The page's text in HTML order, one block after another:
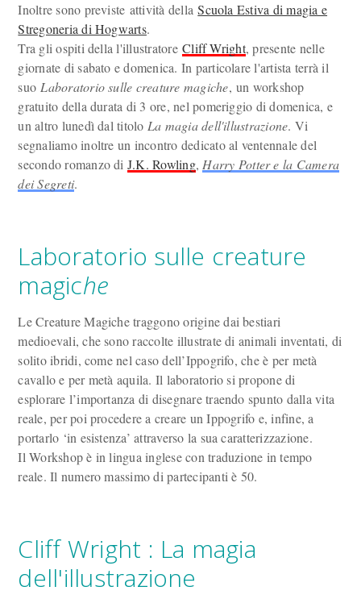
Inoltre sono previste attività dellaScuola Estiva di magia e
Stregoneria di Hogwarts.
Tra gli ospiti della l'illustratoreCliff Wright, presente nelle
giornate di sabato e domenica. In particolare l'artista terrà il
suo Laboratorio sulle creature magiche, un workshop
gratuito della durata di 3 ore, nel pomeriggio di domenica, e
un altro lunedì dal titolo La magia dell'illustrazione. Vi
segnaliamo inoltre un incontro dedicato al ventennale del
secondo romanzo di J.K. Rowling, Harry Potter e la Camera
dei Segreti.
Laboratorio sulle creature
magiche
Le Creature Magiche traggono origine dai bestiari
medioevali, che sono raccolte illustrate di animali inventati, di
solito ibridi, come nel caso dell’Ippogrifo, che è per metà
cavallo e per metà aquila. Il laboratorio si propone di
esplorare l’importanza di disegnare traendo spunto dalla vita
reale, per poi procedere a creare un Ippogrifo e, infine, a
portarlo ‘in esistenza’ attraverso la sua caratterizzazione.
Il Workshop è in lingua inglese con traduzione in tempo
reale. Il numero massimo di partecipanti è 50.
Cliff Wright : La magia
dell'illustrazione